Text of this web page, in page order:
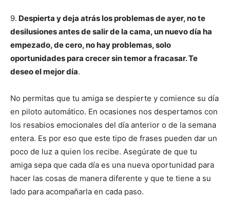
9. Despierta y deja atrás los problemas de ayer, no te
desilusiones antes de salir de la cama, un nuevo día ha
empezado, de cero, no hay problemas, solo
oportunidades para crecer sin temor a fracasar. Te
deseo el mejor día.
No permitas que tu amiga se despierte y comience su día
en piloto automático. En ocasiones nos despertamos con
los resabios emocionales del día anterior o de la semana
entera. Es por eso que este tipo de frases pueden dar un
poco de luz a quien los recibe. Asegúrate de que tu
amiga sepa que cada día es una nueva oportunidad para
hacer las cosas de manera diferente y que te tiene a su
lado para acompañarla en cada paso.